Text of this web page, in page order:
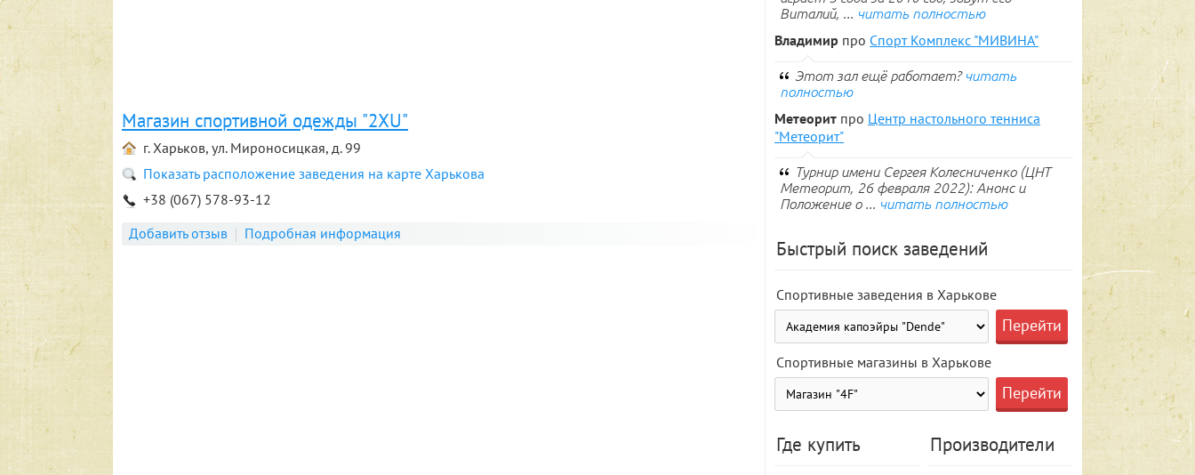
Магазин спортивной одежды "2XU"
г. Харьков, ул. Мироносицкая, д. 99
Показать расположение заведения на карте Харькова
+38 (067) 578-93-12
Добавить отзыв
Подробная информация
Виталий, ... читать полностью
Владимир про Спорт Комплекс "МИВИНА"
Этот зал ещё работает? читать
полностью
Метеорит про Центр настольного тенниса
"Метеорит"
Турнир имени Сергея Колесниченко (ЦНТ
Метеорит, 26 февраля 2022): Анонс и
Положение о ... читать полностью
Быстрый поиск заведений
Спортивные заведения в Харькове
Спортивные магазины в Харькове
Где купить Производители